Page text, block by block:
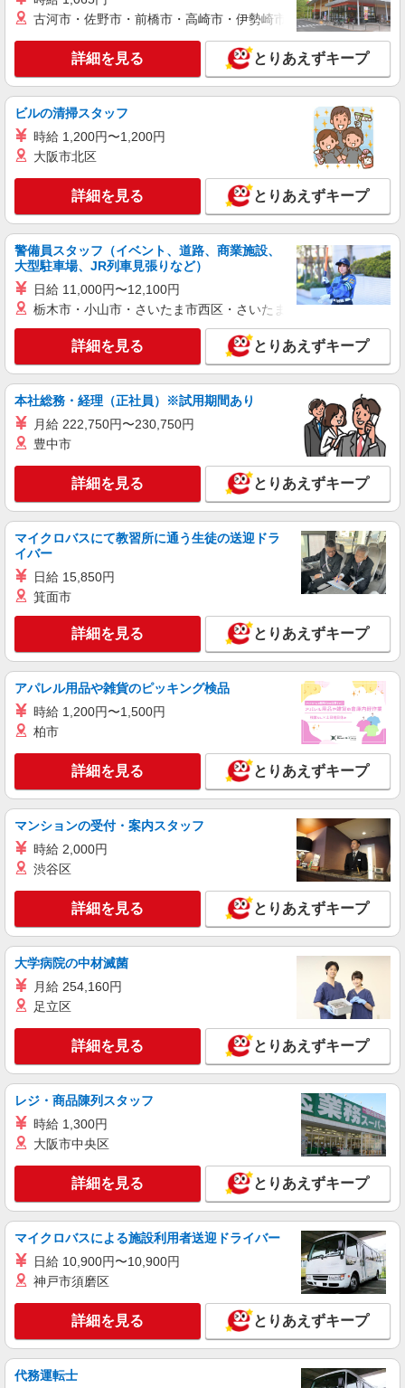
キープ 詳細を見る
派遣社員
株式会社シエロ
【Y!mobile】の携帯販売スタッフ
時給1300円〜1400円（経験・能力による） ※
残業代支給 ★交通費別途支給（規定あり） ゜
+゜・。○。・゜+゜・。○。・゜+゜ 入社祝い金10
有）★ ゜・。○。・゜+゜・。○。・゜+゜
三重県松阪市のY!mobileショップ
キープ 詳細を見る
紹介予定派遣
株式会社シエロ
新しいdocomoショップ『d garden』スタッ
フ
時給1500円〜 ※残業代支給 ★交通費別途支給
+゜ 入社祝い金10万円支給(規定有) お友達を紹介
頂くと, インセンティブ支給(規定有) ★月2回払
い・週払い可能（規程有）★ ゜・。○。・゜
+゜・。○。・゜+゜
三重県松阪市
キープ 詳細を見る
派遣社員
株式会社シエロ
携帯販売スタッフ【softbank】
時給1600円〜 ※別途インセンティブ、職能評
価制度あり ※残業代支給 ★交通費別途支給（規定
あり） ゜+゜・。○。・゜+゜・。○。・゜+゜ 入
社祝い金10万円支給(規定有) お友達を紹介頂くと,
可能（規程有）★ ゜・。○。・゜+゜・。○。・゜
三重県松阪市の家電量販店
詳細を見る
紹介予定派遣
株式会社シエロ
スマホ携帯販売【ワイモバイル】
時給1600円〜 ※別途インセンティブ、職能評
価制度あり ※残業代支給 ★交通費別途支給（規定
社祝い金10万円支給(規定有) お友達を紹介頂くと,
可能（規程有）★ ゜・。○。・゜+゜・。○。・゜
+゜
三重県松阪市の家電量販店
詳細を見る
派遣社員
株式会社シエロ
携帯販売スタッフ【softbank】
時給1600円〜 ※別途インセンティブ、職能評
価制度あり ※残業代支給 ★交通費別途支給（規定
社祝い金10万円支給(規定有) お友達を紹介頂くと,
インセンティブ支給(規定有) ★月2回払い・週払い
可能（規程有）★ ゜・。○。・゜+゜・。○。・゜
+゜
三重県松阪市の家電量販店
キープ 詳細を見る
紹介予定派遣
株式会社シエロ
時給1600円〜 ※別途インセンティブ、職能評
価制度あり ※残業代支給 ★交通費別途支給（規定
あり） ゜+゜・。○。・゜+゜・。○。・゜+゜ 入
社祝い金10万円支給(規定有) お友達を紹介頂くと,
インセンティブ支給(規定有) ★月2回払い・週払い
可能（規程有）★ ゜・。○。・゜+゜・。○。・゜
三重県松阪市の家電量販店
詳細を見る
紹介予定派遣
人気機種に詳しくなれる携帯販売【docomo】
時給1500円〜1800円（経験・能力による） ※
残業代支給 ★交通費別途支給（規定あり） ゜
+゜・。○。・゜+゜・。○。・゜+゜ 入社祝い金10
万円支給(規定有) お友達を紹介頂くと, インセンテ
有）★ ゜・。○。・゜+゜・。○。・゜+゜
三重県松阪市の家電量販店
詳細を見る
株式会社シエロ
【ソフトバンク】の店舗スタッフ
古河市・佐野市・前橋市・高崎市・伊勢崎市・太田市・館林市
詳細を見る とりあえずキープ
ビルの清掃スタッフ
時給 1,200円〜1,200円
大阪市北区
詳細を見る とりあえずキープ
警備員スタッフ（イベント、道路、商業施設、
大型駐車場、JR列車見張りなど）
日給 11,000円〜12,100円
栃木市・小山市・さいたま市西区・さいたま市岩槻区・久喜市・
詳細を見る とりあえずキープ
本社総務・経理（正社員）※試用期間あり
月給 222,750円〜230,750円
豊中市
詳細を見る とりあえずキープ
マイクロバスにて教習所に通う生徒の送迎ドラ
イバー
日給 15,850円
箕面市
詳細を見る とりあえずキープ
アパレル用品や雑貨のピッキング検品
時給 1,200円〜1,500円
柏市
詳細を見る とりあえずキープ
マンションの受付・案内スタッフ
時給 2,000円
渋谷区
詳細を見る とりあえずキープ
大学病院の中材滅菌
月給 254,160円
足立区
詳細を見る とりあえずキープ
レジ・商品陳列スタッフ
時給 1,300円
大阪市中央区
詳細を見る とりあえずキープ
マイクロバスによる施設利用者送迎ドライバー
日給 10,900円〜10,900円
神戸市須磨区
詳細を見る とりあえずキープ
代務運転士